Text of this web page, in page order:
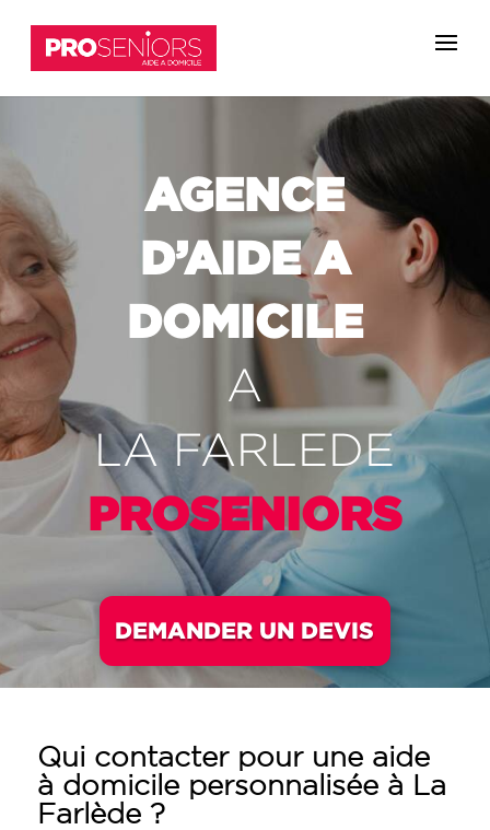
AGENCE
D’AIDE A
DOMICILE
A
LA FARLEDE
PROSENIORS
DEMANDER UN DEVIS
Qui contacter pour une aide
à domicile personnalisée à La
Farlède ?